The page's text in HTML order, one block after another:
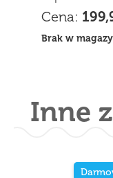
Cena:
Brak w
Inne
Darmowa